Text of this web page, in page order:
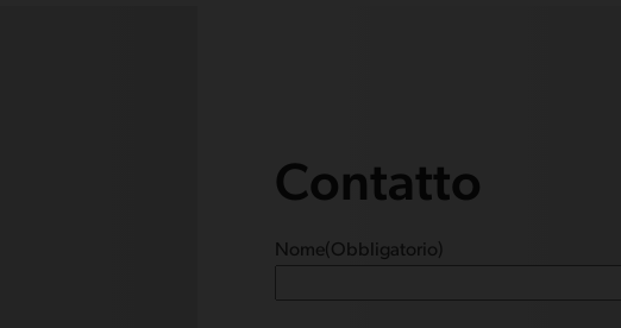
Contatto
Nome (Obbligatorio)